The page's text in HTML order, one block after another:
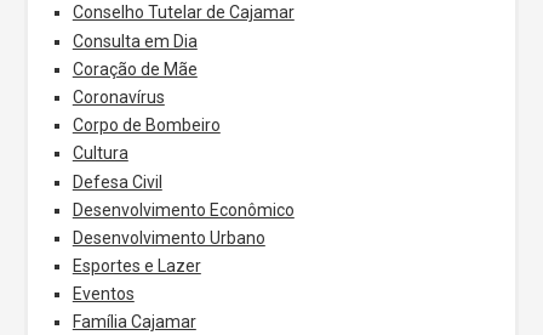
Conselho Tutelar de Cajamar
Consulta em Dia
Coração de Mãe
Coronavírus
Corpo de Bombeiro
Cultura
Defesa Civil
Desenvolvimento Econômico
Desenvolvimento Urbano
Esportes e Lazer
Eventos
Família Cajamar